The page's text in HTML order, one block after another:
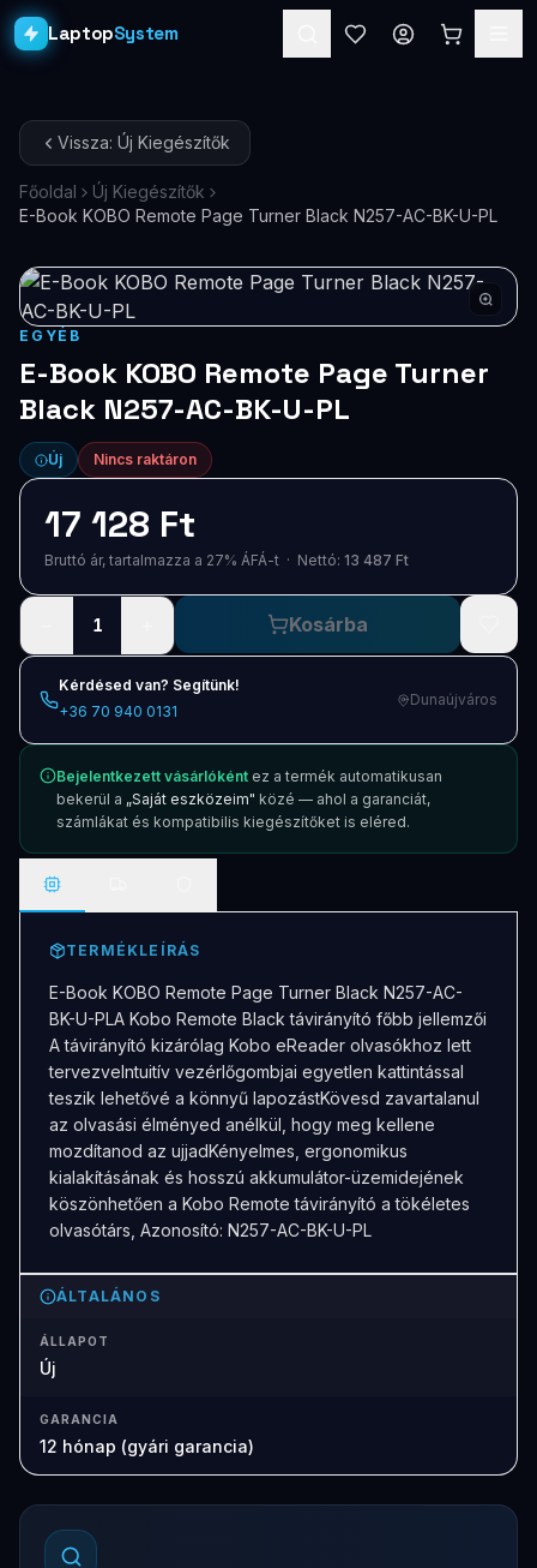
LaptopSystem
Asztali PC-k
Workstation PRO
Monitorok
Dokkolók
Kiegészítők
Akciók
Blog
Támogatás
Új termékek ÚJ
Keresés Vásárlás
Vissza: Új Kiegészítők
Főoldal
Új Kiegészítők
E-Book KOBO Remote Page Turner Black N257-AC-BK-U-PL
EGYÉB
E-Book KOBO Remote Page Turner
Black N257-AC-BK-U-PL
Új Nincs raktáron
17 128 Ft
Bruttó ár, tartalmazza a 27% ÁFÁ-t · Nettó: 13 487 Ft
1 Kosárba
Kérdésed van? Segítünk!
+36 70 940 0131
Dunaújváros
Bejelentkezett vásárlóként ez a termék automatikusan
bekerül a „Saját eszközeim" közé — ahol a garanciát,
számlákat és kompatibilis kiegészítőket is eléred.
TERMÉKLEÍRÁS
E-Book KOBO Remote Page Turner Black N257-AC-
BK-U-PLA Kobo Remote Black távirányító főbb jellemzői
A távirányító kizárólag Kobo eReader olvasókhoz lett
tervezveIntuitív vezérlőgombjai egyetlen kattintással
teszik lehetővé a könnyű lapozástKövesd zavartalanul
az olvasási élményed anélkül, hogy meg kellene
mozdítanod az ujjadKényelmes, ergonomikus
kialakításának és hosszú akkumulátor-üzemidejének
köszönhetően a Kobo Remote távirányító a tökéletes
olvasótárs, Azonosító: N257-AC-BK-U-PL
ÁLTALÁNOS
ÁLLAPOT
Új
GARANCIA
12 hónap (gyári garancia)